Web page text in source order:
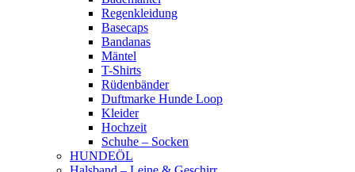
Regenkleidung
Basecaps
Bandanas
Mäntel
T-Shirts
Rüdenbänder
Duftmarke Hunde Loop
Kleider
Hochzeit
Schuhe – Socken
HUNDEÖL